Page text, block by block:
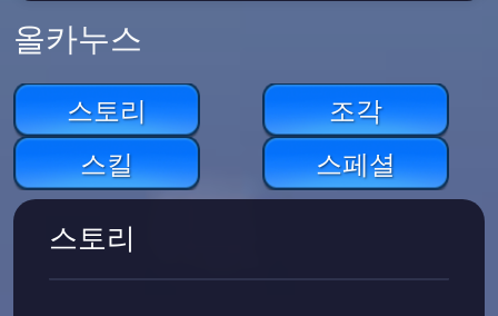
올카누스
스토리
조각
스킬
스페셜
스토리